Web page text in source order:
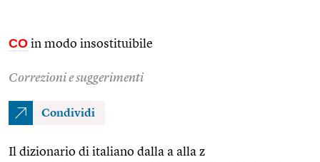
CO in modo insostituibile
Correzioni e suggerimenti
Condividi
Il dizionario di italiano dalla a alla z